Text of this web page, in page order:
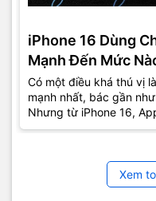
iPhone 16 Dùng
Mạnh Đến Mức
Có một điều khá thú vị
mạnh nhất, bác gần
Nhưng từ iPhone 16,
Xem